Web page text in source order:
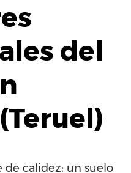
del
de calidez: un suelo